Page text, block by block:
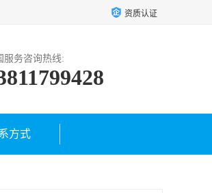
资质认证
服务咨询热线:
方式